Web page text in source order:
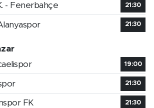
- Fenerbahçe 21:30
21:30
19:00
21:30
FK 21:30